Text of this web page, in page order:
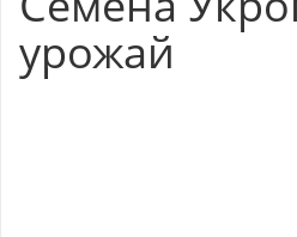
урожай